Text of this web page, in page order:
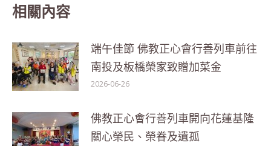
相關內容
端午佳節 佛教正心會行善列車前往
南投及板橋榮家致贈加菜金
2026-06-26
佛教正心會行善列車開向花蓮基隆
關心榮民、榮眷及遺孤